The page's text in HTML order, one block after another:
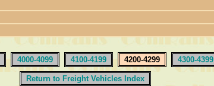
4000-4099 4100-4199 4200-4299 4300-4399
Return to Freight Vehicles Index